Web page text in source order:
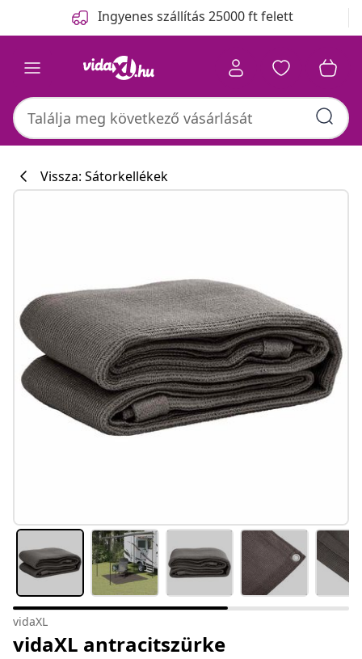
Ingyenes szállítás 25000 ft felett
Vissza: Sátorkellékek
vidaXL
vidaXL antracitszürke